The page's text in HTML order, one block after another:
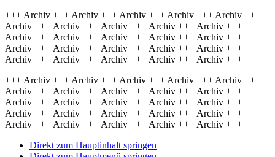
+++ Archiv +++ Archiv +++ Archiv +++ Archiv +++ Archiv +++
Archiv +++ Archiv +++ Archiv +++ Archiv +++ Archiv +++
Archiv +++ Archiv +++ Archiv +++ Archiv +++ Archiv +++
Archiv +++ Archiv +++ Archiv +++ Archiv +++ Archiv +++
Archiv +++ Archiv +++ Archiv +++ Archiv +++ Archiv +++
+++ Archiv +++ Archiv +++ Archiv +++ Archiv +++ Archiv +++
Archiv +++ Archiv +++ Archiv +++ Archiv +++ Archiv +++
Archiv +++ Archiv +++ Archiv +++ Archiv +++ Archiv +++
Archiv +++ Archiv +++ Archiv +++ Archiv +++ Archiv +++
Archiv +++ Archiv +++ Archiv +++ Archiv +++ Archiv +++
Direkt zum Hauptinhalt springen